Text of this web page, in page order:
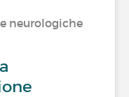
neurologiche